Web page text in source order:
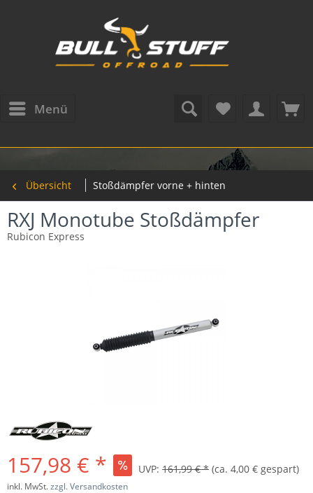
Menü
Übersicht Stoßdämpfer vorne + hinten
RXJ Monotube Stoßdämpfer
Rubicon Express
157,98 € * UVP: 161,99 € * (ca. 4,00 € gespart)
inkl. MwSt.zzgl. Versandkosten